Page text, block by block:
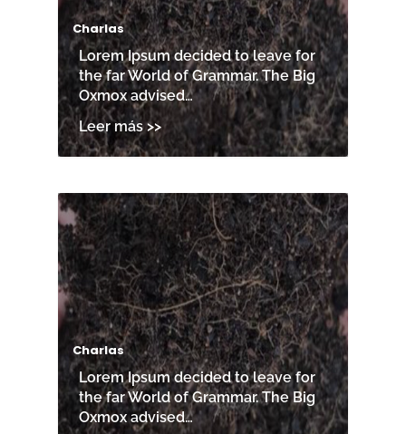
Charlas
Lorem Ipsum decided to leave for
the far World of Grammar. The Big
Oxmox advised…
Charlas
Lorem Ipsum decided to leave for
the far World of Grammar. The Big
Oxmox advised…